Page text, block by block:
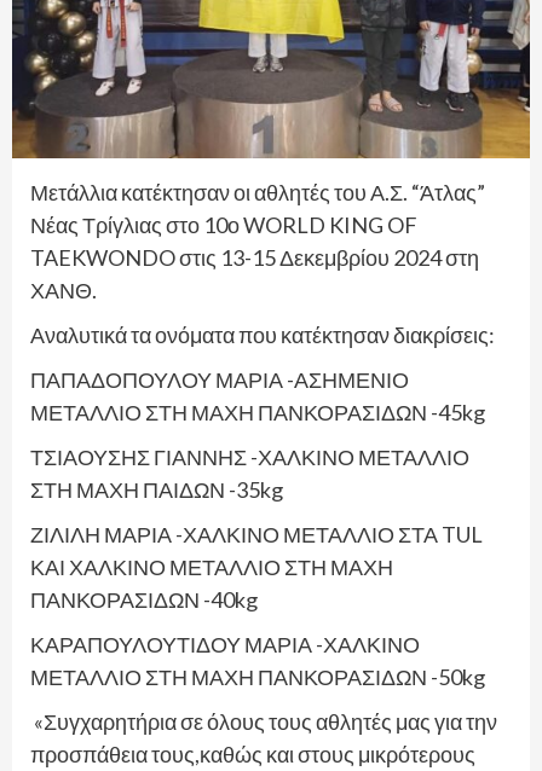
Μετάλλια κατέκτησαν οι αθλητές του Α.Σ. “Άτλας”
Νέας Τρίγλιας στο 10ο WORLD KING OF
TAEKWONDO στις 13-15 Δεκεμβρίου 2024 στη
ΧΑΝΘ.
Αναλυτικά τα ονόματα που κατέκτησαν διακρίσεις:
ΠΑΠΑΔΟΠΟΥΛΟΥ ΜΑΡΙΑ -ΑΣΗΜΕΝΙΟ
ΜΕΤΑΛΛΙΟ ΣΤΗ ΜΑΧΗ ΠΑΝΚΟΡΑΣΙΔΩΝ -45kg
ΤΣΙΑΟΥΣΗΣ ΓΙΑΝΝΗΣ -ΧΑΛΚΙΝΟ ΜΕΤΑΛΛΙΟ
ΣΤΗ ΜΑΧΗ ΠΑΙΔΩΝ -35kg
ΖΙΛΙΛΗ ΜΑΡΙΑ -ΧΑΛΚΙΝΟ ΜΕΤΑΛΛΙΟ ΣΤΑ TUL
ΚΑΙ ΧΑΛΚΙΝΟ ΜΕΤΑΛΛΙΟ ΣΤΗ ΜΑΧΗ
ΠΑΝΚΟΡΑΣΙΔΩΝ -40kg
ΚΑΡΑΠΟΥΛΟΥΤΙΔΟΥ ΜΑΡΙΑ -ΧΑΛΚΙΝΟ
ΜΕΤΑΛΛΙΟ ΣΤΗ ΜΑΧΗ ΠΑΝΚΟΡΑΣΙΔΩΝ -50kg
«Συγχαρητήρια σε όλους τους αθλητές μας για την
προσπάθεια τους,καθώς και στους μικρότερους